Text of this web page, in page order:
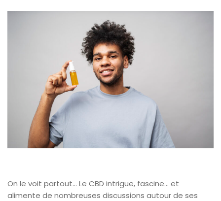
On le voit partout… Le CBD intrigue, fascine… et
alimente de nombreuses discussions autour de ses